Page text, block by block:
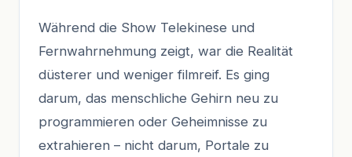
Während die Show Telekinese und
Fernwahrnehmung zeigt, war die Realität
düsterer und weniger filmreif. Es ging
darum, das menschliche Gehirn neu zu
programmieren oder Geheimnisse zu
extrahieren – nicht darum, Portale zu